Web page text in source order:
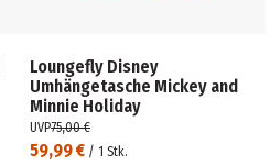
Loungefly Disney
Umhängetasche Mickey and
Minnie Holiday
59,99 € / 1 Stk.
UVP75,00 €